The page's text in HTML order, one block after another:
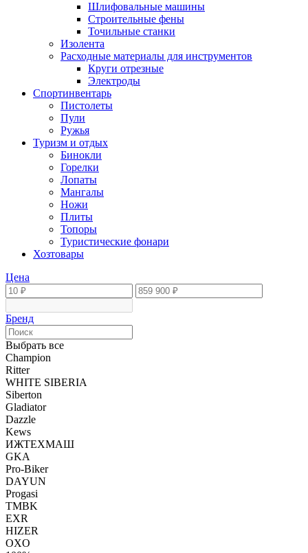
Шлифовальные машины
Строительные фены
Точильные станки
Изолента
Расходные материалы для инструментов
Круги отрезные
Электроды
Спортинвентарь
Пистолеты
Пули
Ружья
Туризм и отдых
Бинокли
Горелки
Лопаты
Мангалы
Ножи
Плиты
Топоры
Туристические фонари
Хозтовары
Цена
Бренд
Выбрать все
Champion
Ritter
WHITE SIBERIA
Siberton
Gladiator
Dazzle
Kews
ИЖТЕХМАШ
GKA
Pro-Biker
DAYUN
Progasi
TMBK
EXR
HIZER
OXO